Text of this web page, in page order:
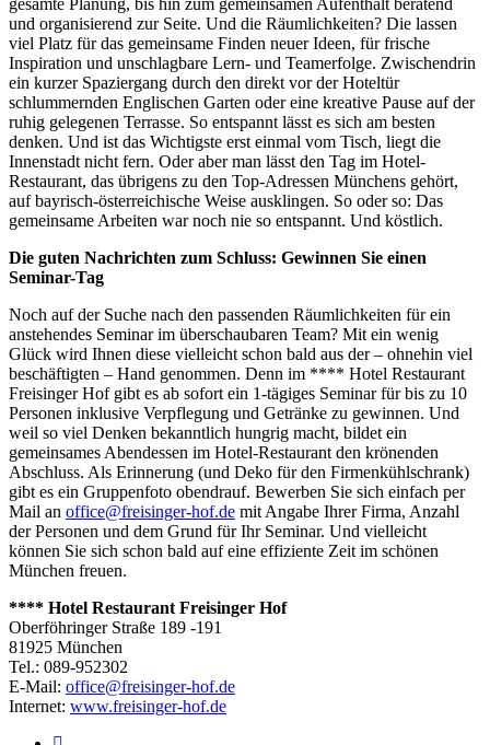
gesamte Planung, bis hin zum gemeinsamen Aufenthalt beratend
und organisierend zur Seite. Und die Räumlichkeiten? Die lassen
viel Platz für das gemeinsame Finden neuer Ideen, für frische
Inspiration und unschlagbare Lern- und Teamerfolge. Zwischendrin
ein kurzer Spaziergang durch den direkt vor der Hoteltür
schlummernden Englischen Garten oder eine kreative Pause auf der
ruhig gelegenen Terrasse. So entspannt lässt es sich am besten
denken. Und ist das Wichtigste erst einmal vom Tisch, liegt die
Innenstadt nicht fern. Oder aber man lässt den Tag im Hotel-
Restaurant, das übrigens zu den Top-Adressen Münchens gehört,
auf bayrisch-österreichische Weise ausklingen. So oder so: Das
gemeinsame Arbeiten war noch nie so entspannt. Und köstlich.
Die guten Nachrichten zum Schluss: Gewinnen Sie einen
Seminar-Tag
Noch auf der Suche nach den passenden Räumlichkeiten für ein
anstehendes Seminar im überschaubaren Team? Mit ein wenig
Glück wird Ihnen diese vielleicht schon bald aus der – ohnehin viel
beschäftigten – Hand genommen. Denn im **** Hotel Restaurant
Freisinger Hof gibt es ab sofort ein 1-tägiges Seminar für bis zu 10
Personen inklusive Verpflegung und Getränke zu gewinnen. Und
weil so viel Denken bekanntlich hungrig macht, bildet ein
gemeinsames Abendessen im Hotel-Restaurant den krönenden
Abschluss. Als Erinnerung (und Deko für den Firmenkühlschrank)
gibt es ein Gruppenfoto obendrauf. Bewerben Sie sich einfach per
Mail an office@freisinger-hof.de mit Angabe Ihrer Firma, Anzahl
der Personen und dem Grund für Ihr Seminar. Und vielleicht
können Sie sich schon bald auf eine effiziente Zeit im schönen
München freuen.
**** Hotel Restaurant Freisinger Hof
Oberföhringer Straße 189 -191
81925 München
Tel.: 089-952302
E-Mail: office@freisinger-hof.de
Internet: www.freisinger-hof.de